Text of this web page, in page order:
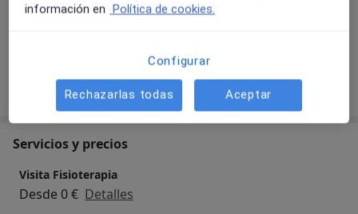
Adultos
Mostrar más detalles
sobre la experiencia
Servicios y precios
Visita Fisioterapia
Desde 0 € Detalles
información en Política de cookies.
Configurar
Rechazarlas todas Aceptar